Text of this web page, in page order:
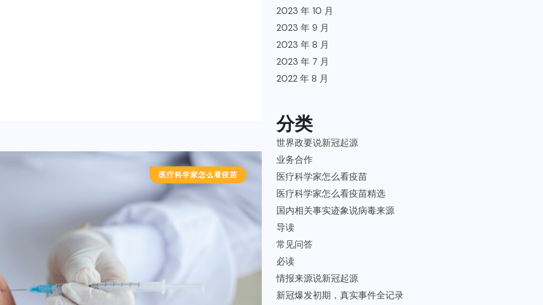
医疗科学家怎么看疫苗
2023 年 10 月
2023 年 9 月
2023 年 8 月
2023 年 7 月
2022 年 8 月
分类
世界政要说新冠起源
业务合作
医疗科学家怎么看疫苗
医疗科学家怎么看疫苗精选
国内相关事实迹象说病毒来源
导读
常见问答
必读
情报来源说新冠起源
新冠爆发初期，真实事件全记录